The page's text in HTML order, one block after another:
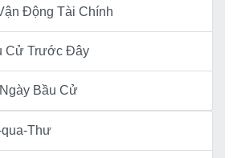
Động Tài Chính
Cử Trước Đây
Bầu Cử
qua-Thư